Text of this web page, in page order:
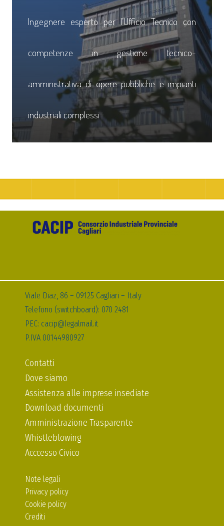
Ingegnere esperto per l’Ufficio Tecnico con
competenze in gestione tecnico-
amministrativa di opere pubbliche e impianti
industriali complessi
Viale Diaz, 86 – 09125 Cagliari – Italy
Telefono (switchboard): 070 2481
PEC: cacip@legalmail.it
P.IVA 00144980927
Contatti
Dove siamo
Assistenza alle imprese insediate
Download documenti
Amministrazione Trasparente
Whistleblowing
Acccesso Civico
Note legali
Privacy policy
Cookie policy
Crediti